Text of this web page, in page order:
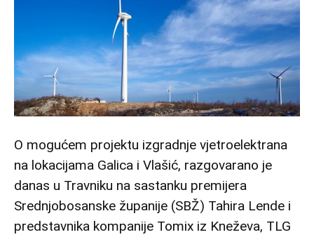
O mogućem projektu izgradnje vjetroelektrana
na lokacijama Galica i Vlašić, razgovarano je
danas u Travniku na sastanku premijera
Srednjobosanske županije (SBŽ) Tahira Lende i
predstavnika kompanije Tomix iz Kneževa, TLG